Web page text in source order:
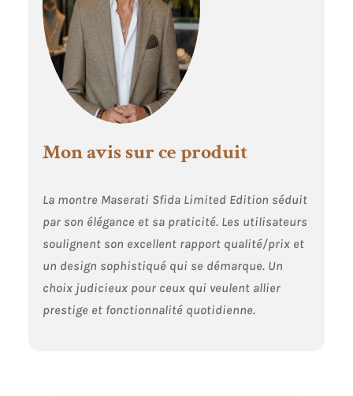
Mon avis sur ce produit
La montre Maserati Sfida Limited Edition séduit
par son élégance et sa praticité. Les utilisateurs
soulignent son excellent rapport qualité/prix et
un design sophistiqué qui se démarque. Un
choix judicieux pour ceux qui veulent allier
prestige et fonctionnalité quotidienne.